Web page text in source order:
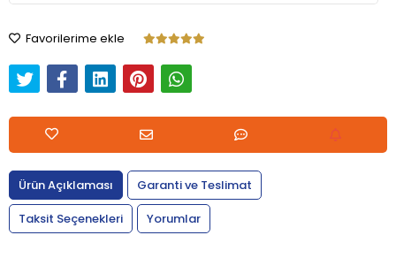
Favorilerime ekle
Ürün Açıklaması
Garanti ve Teslimat
Taksit Seçenekleri
Yorumlar